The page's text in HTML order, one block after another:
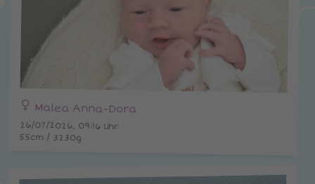
Malea Anna-Dora
26/07/2026, 09:16 Uhr
55cm / 3230g